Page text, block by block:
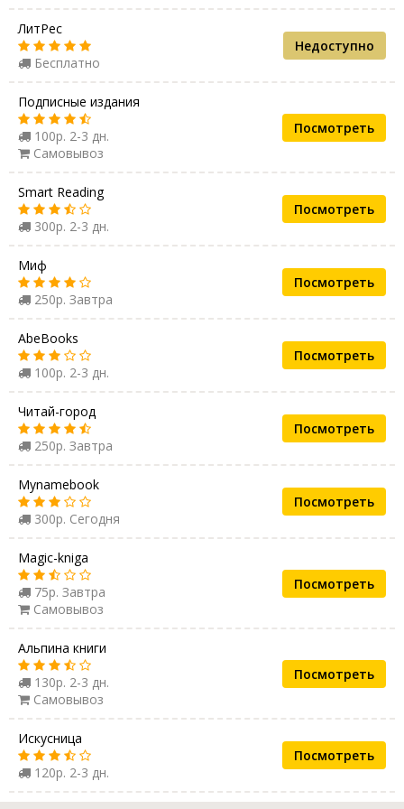
ЛитРес
Бесплатно
Недоступно
Подписные издания
100р. 2-3 дн.
Самовывоз
Посмотреть
Smart Reading
300р. 2-3 дн.
Посмотреть
Миф
250р. Завтра
Посмотреть
AbeBooks
100р. 2-3 дн.
Посмотреть
Читай-город
250р. Завтра
Посмотреть
Mynamebook
300р. Сегодня
Посмотреть
Magic-kniga
75р. Завтра
Самовывоз
Посмотреть
Альпина книги
130р. 2-3 дн.
Самовывоз
Посмотреть
Искусница
120р. 2-3 дн.
Посмотреть